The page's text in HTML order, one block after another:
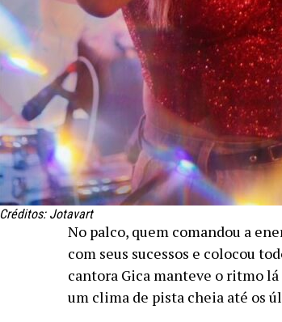
Créditos: Jotavart
No palco, quem comandou a
com seus sucessos e colocou
cantora Gica manteve o ritmo
um clima de pista cheia até os